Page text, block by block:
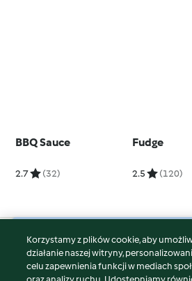
BBQ Sauce
2.7 (32)
Fudge
2.5 (120)
© Copyright 2026
Warunki korzystania
Korzystamy z plików cookie, aby
działanie naszej witryny,
celu zapewnienia funkcji w mediach